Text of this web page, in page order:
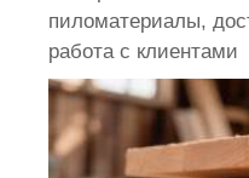
пиломатериалы,
работа с клиентами